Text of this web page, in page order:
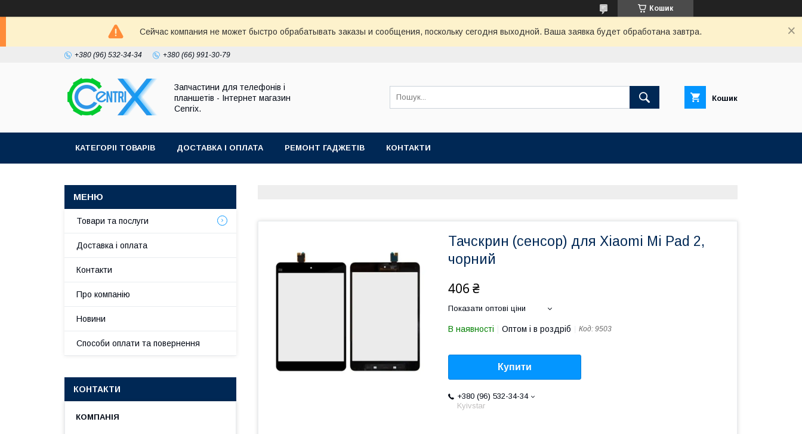
Кошик
Сейчас компания не может быстро обрабатывать заказы и сообщения, поскольку сегодня выходной. Ваша заявка будет обработана завтра.
+380 (96) 532-34-34 +380 (66) 991-30-79
Запчастини для телефонів і
планшетів - Інтернет магазин
Cenrix.
Кошик
КАТЕГОРІІ ТОВАРІВ ДОСТАВКА І ОПЛАТА РЕМОНТ ГАДЖЕТІВ КОНТАКТИ
Тачскрин (сенсор) для Xiaomi Mi Pad 2,
чорний
406 ₴
Показати оптові ціни
В наявності Оптом і в роздріб Код: 9503
Купити
+380 (96) 532-34-34
Kyivstar
Товари та послуги
Доставка і оплата
Контакти
Про компанію
Новини
Способи оплати та повернення
КОНТАКТИ